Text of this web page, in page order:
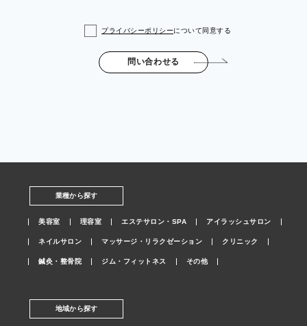
プライバシーポリシーについて同意する
問い合わせる
業種から探す
美容室 理容室 エステサロン・SPA アイラッシュサロン
ネイルサロン マッサージ・リラクゼーション クリニック
鍼灸・整骨院 ジム・フィットネス その他
地域から探す